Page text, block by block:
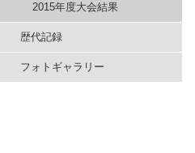
2015年度大会結果
歴代記録
フォトギャラリー